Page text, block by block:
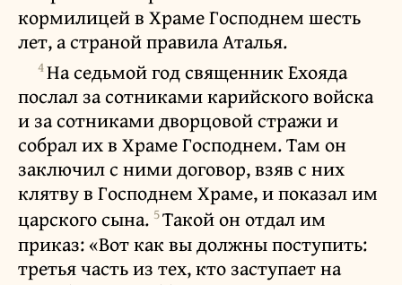
кормилицей в Храме Господнем шесть
лет, а страной правила Аталья.
4На седьмой год священник Ехояда
послал за сотниками карийского войска
и за сотниками дворцовой стражи и
собрал их в Храме Господнем. Там он
заключил с ними договор, взяв с них
клятву в Господнем Храме, и показал им
царского сына. 5Такой он отдал им
приказ: «Вот как вы должны поступить:
третья часть из тех, кто заступает на